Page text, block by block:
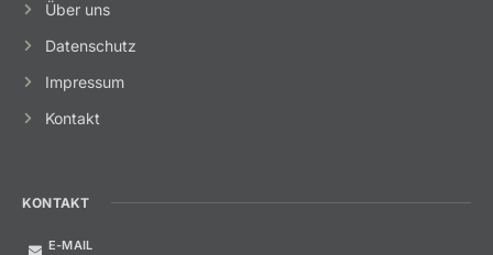
Über uns
Datenschutz
Impressum
Kontakt
KONTAKT
E-MAIL